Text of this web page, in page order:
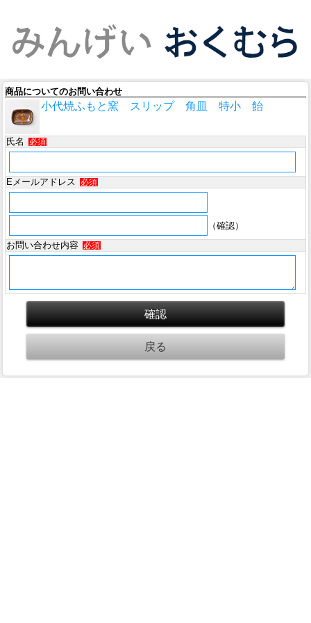
商品についてのお問い合わせ
小代焼ふもと窯 スリップ 角皿 特小 飴
氏名 必須
Eメールアドレス 必須
（確認）
お問い合わせ内容
必須